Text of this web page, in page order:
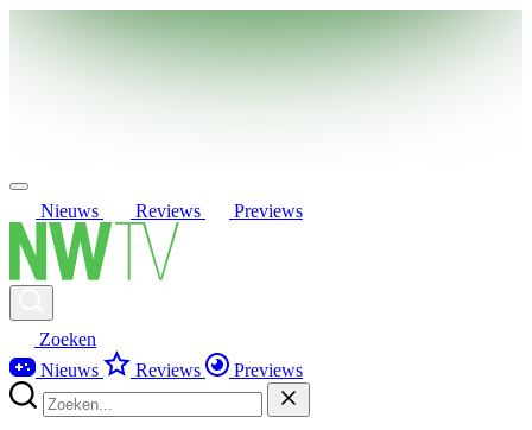
Nieuws Reviews Previews
Zoeken
Nieuws
Reviews Previews